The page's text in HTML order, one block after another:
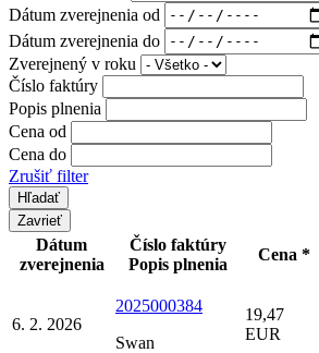
Dátum zverejnenia od
Dátum zverejnenia do
Zverejnený v roku
Číslo faktúry
Popis plnenia
Cena od
Cena do
Zrušiť filter
Zavrieť
Dátum
zverejnenia
Číslo faktúry
Popis plnenia
Cena *
6. 2. 2026
2025000384
Swan
19,47
EUR